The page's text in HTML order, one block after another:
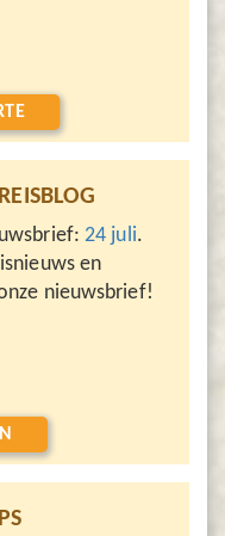
24 juli.
en
nieuwsbrief!